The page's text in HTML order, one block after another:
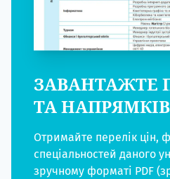
ЗАВАНТАЖТЕ
ТА НАПРЯМКІВ
Отримайте перелік цін,
спеціальностей даного
зручному форматі PDF